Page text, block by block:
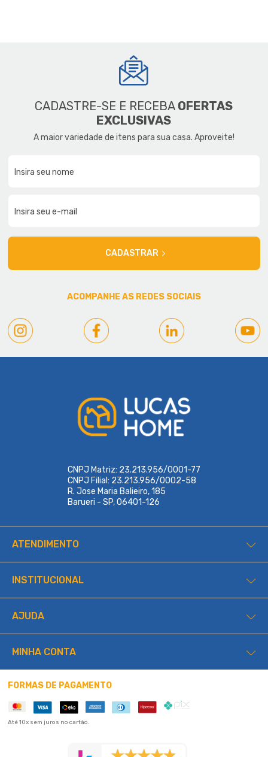
CADASTRE-SE E RECEBA OFERTAS
EXCLUSIVAS
A maior variedade de itens para sua casa. Aproveite!
CADASTRAR
ACOMPANHE AS REDES SOCIAIS
CNPJ Matriz: 23.213.956/0001-77
CNPJ Filial: 23.213.956/0002-58
R. Jose Maria Balieiro, 185
Barueri - SP, 06401-126
ATENDIMENTO
INSTITUCIONAL
AJUDA
MINHA CONTA
FORMAS DE PAGAMENTO
Até 10x sem juros no cartão.